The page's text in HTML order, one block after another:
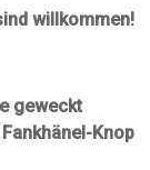
willkommen!
geweckt
Knop